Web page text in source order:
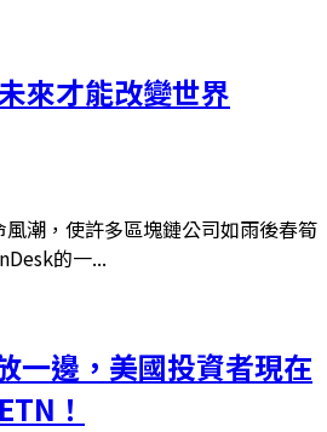
來才能改變世界
潮，使許多區塊鏈公司如雨後春筍
的一...
一邊，美國投資者現在
！